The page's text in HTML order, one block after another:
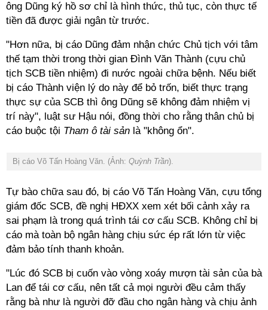
ông Dũng ký hồ sơ chỉ là hình thức, thủ tục, còn thực tế
tiền đã được giải ngân từ trước.
"Hơn nữa, bị cáo Dũng đảm nhận chức Chủ tịch với tâm
thế tạm thời trong thời gian Đình Văn Thành (cựu chủ
tịch SCB tiền nhiệm) đi nước ngoài chữa bệnh. Nếu biết
bị cáo Thành viện lý do này để bỏ trốn, biết thực trạng
thực sự của SCB thì ông Dũng sẽ không đảm nhiệm vị
trí này", luật sư Hậu nói, đồng thời cho rằng thân chủ bị
cáo buộc tội Tham ô tài sản là "không ổn".
Bị cáo Võ Tấn Hoàng Văn. (Ảnh: Quỳnh Trần).
Tự bào chữa sau đó, bị cáo Võ Tấn Hoàng Văn, cựu tổng
giám đốc SCB, đề nghị HĐXX xem xét bối cảnh xảy ra
sai phạm là trong quá trình tái cơ cấu SCB. Không chỉ bị
cáo mà toàn bộ ngân hàng chịu sức ép rất lớn từ việc
đảm bảo tính thanh khoản.
"Lúc đó SCB bị cuốn vào vòng xoáy mượn tài sản của bà
Lan để tái cơ cấu, nên tất cả mọi người đều cảm thấy
rằng bà như là người đỡ đầu cho ngân hàng và chịu ảnh